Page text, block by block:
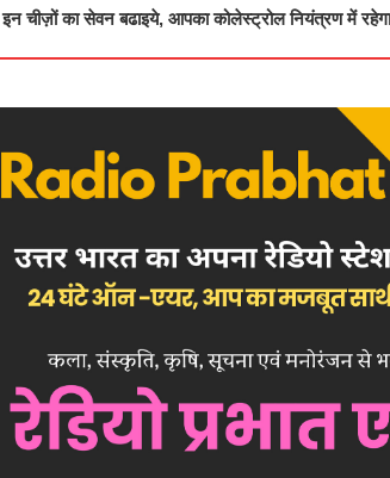
इन चीज़ों का सेवन बढाइये, आपका कोलेस्ट्रोल नियंत्रण में